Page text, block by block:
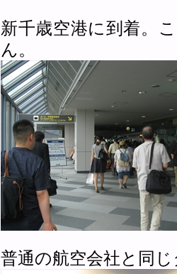
新千歳空港に到着。
ん。
普通の航空会社と同